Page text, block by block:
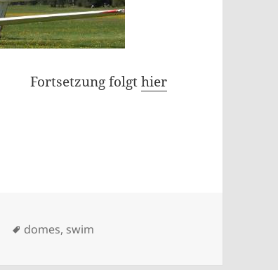
Fortsetzung folgthier
Schlagwörter
domes, swim